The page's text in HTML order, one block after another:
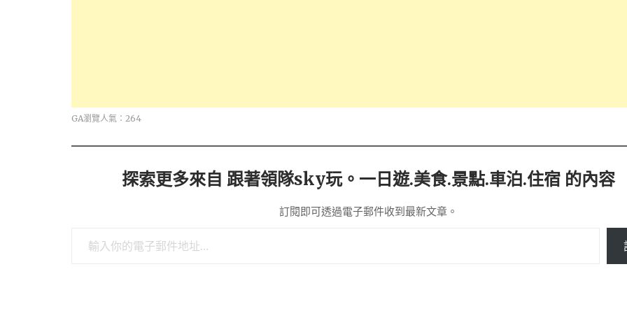
GA瀏覽人氣：264
探索更多來自 跟著領隊sky玩。一日遊.美食.景點.車泊.住宿 的內容
訂閱即可透過電子郵件收到最新文章。